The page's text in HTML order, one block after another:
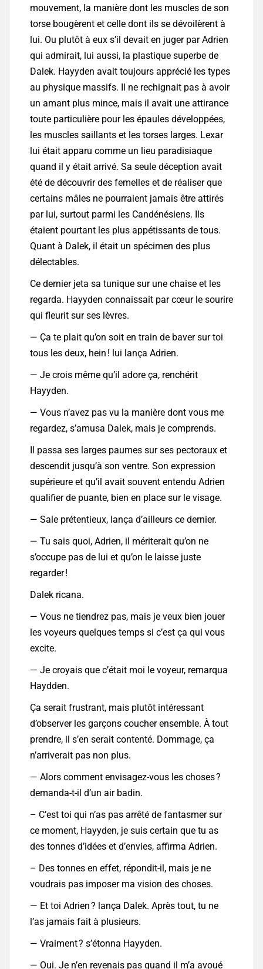
mouvement, la manière dont les muscles de son
torse bougèrent et celle dont ils se dévoilèrent à
lui. Ou plutôt à eux s’il devait en juger par Adrien
qui admirait, lui aussi, la plastique superbe de
Dalek. Hayyden avait toujours apprécié les types
au physique massifs. Il ne rechignait pas à avoir
un amant plus mince, mais il avait une attirance
toute particulière pour les épaules développées,
les muscles saillants et les torses larges. Lexar
lui était apparu comme un lieu paradisiaque
quand il y était arrivé. Sa seule déception avait
été de découvrir des femelles et de réaliser que
certains mâles ne pourraient jamais être attirés
par lui, surtout parmi les Candénésiens. Ils
étaient pourtant les plus appétissants de tous.
Quant à Dalek, il était un spécimen des plus
délectables.
Ce dernier jeta sa tunique sur une chaise et les
regarda. Hayyden connaissait par cœur le sourire
qui fleurit sur ses lèvres.
— Ça te plait qu’on soit en train de baver sur toi
tous les deux, hein ! lui lança Adrien.
— Je crois même qu’il adore ça, renchérit
Hayyden.
— Vous n’avez pas vu la manière dont vous me
regardez, s’amusa Dalek, mais je comprends.
Il passa ses larges paumes sur ses pectoraux et
descendit jusqu’à son ventre. Son expression
supérieure et qu’il avait souvent entendu Adrien
qualifier de puante, bien en place sur le visage.
— Sale prétentieux, lança d’ailleurs ce dernier.
— Tu sais quoi, Adrien, il mériterait qu’on ne
s’occupe pas de lui et qu’on le laisse juste
regarder !
Dalek ricana.
— Vous ne tiendrez pas, mais je veux bien jouer
les voyeurs quelques temps si c’est ça qui vous
excite.
— Je croyais que c’était moi le voyeur, remarqua
Haydden.
Ça serait frustrant, mais plutôt intéressant
d’observer les garçons coucher ensemble. À tout
prendre, il s’en serait contenté. Dommage, ça
n’arriverait pas non plus.
— Alors comment envisagez-vous les choses ?
demanda-t-il d’un air badin.
– C’est toi qui n’as pas arrêté de fantasmer sur
ce moment, Hayyden, je suis certain que tu as
des tonnes d’idées et d’envies, affirma Adrien.
– Des tonnes en effet, répondit-il, mais je ne
voudrais pas imposer ma vision des choses.
— Et toi Adrien ? lança Dalek. Après tout, tu ne
l’as jamais fait à plusieurs.
— Vraiment ? s’étonna Hayyden.
— Oui. Je n’en revenais pas quand il m’a avoué